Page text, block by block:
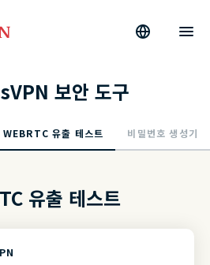
보안 도구
WEBRTC 유출 테스트 비밀번호 생성기
유출 테스트